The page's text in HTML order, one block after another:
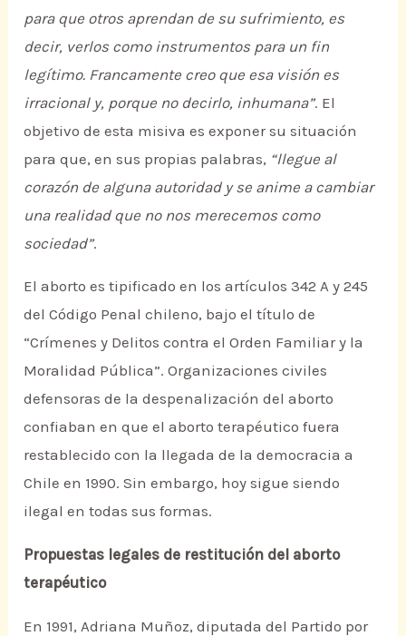
para que otros aprendan de su sufrimiento, es
decir, verlos como instrumentos para un fin
legítimo. Francamente creo que esa visión es
irracional y, porque no decirlo, inhumana”. El
objetivo de esta misiva es exponer su situación
para que, en sus propias palabras, “llegue al
corazón de alguna autoridad y se anime a cambiar
una realidad que no nos merecemos como
sociedad”.
El aborto es tipificado en los artículos 342 A y 245
del Código Penal chileno, bajo el título de
“Crímenes y Delitos contra el Orden Familiar y la
Moralidad Pública”. Organizaciones civiles
defensoras de la despenalización del aborto
confiaban en que el aborto terapéutico fuera
restablecido con la llegada de la democracia a
Chile en 1990. Sin embargo, hoy sigue siendo
ilegal en todas sus formas.
Propuestas legales de restitución del aborto
terapéutico
En 1991, Adriana Muñoz, diputada del Partido por